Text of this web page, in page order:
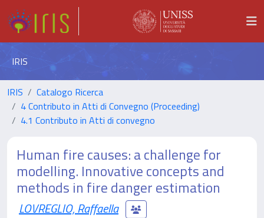
IRIS
IRIS
Catalogo Ricerca
4 Contributo in Atti di Convegno (Proceeding)
4.1 Contributo in Atti di convegno
Human fire causes: a challenge for
modelling. Innovative concepts and
methods in fire danger estimation
LOVREGLIO, Raffaella